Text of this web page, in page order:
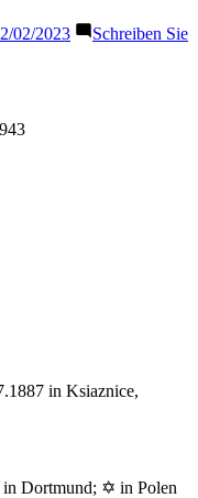
02/2023
Schreiben Sie
in Ksiaznice,
in Dortmund; ✡ in Polen